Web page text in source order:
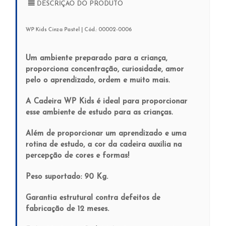
DESCRIÇÃO DO PRODUTO
WP Kids Cinza Pastel | Cód.: 00002-0006
Um ambiente preparado para a criança,
proporciona concentração, curiosidade, amor
pelo o aprendizado, ordem e muito mais.
A Cadeira WP Kids é ideal para proporcionar
esse ambiente de estudo para as crianças.
Além de proporcionar um aprendizado e uma
rotina de estudo, a cor da cadeira auxilia na
percepção de cores e formas!
Peso suportado: 90 Kg.
Garantia estrutural contra defeitos de
fabricação de 12 meses.